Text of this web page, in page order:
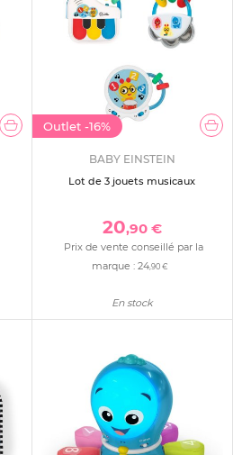
Outlet -16%
BABY EINSTEIN
Lot de 3 jouets musicaux
20,90 €
Prix de vente conseillé par la
marque :24 ,90 €
En stock